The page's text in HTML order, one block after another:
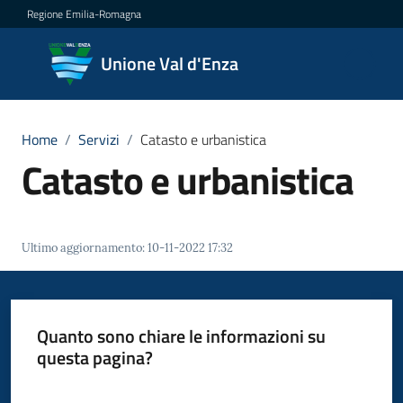
Vai al contenuto
Vai alla navigazione
Vai al footer
Regione Emilia-Romagna
Unione Val d'Enza
Unione
Val
Amministrazione
Novità
Vivere
Home / Servizi / Catasto e urbanistica
Catasto e urbanistica
Ultimo aggiornamento:10-11-2022 17:32
Quanto sono chiare le informazioni su
questa pagina?